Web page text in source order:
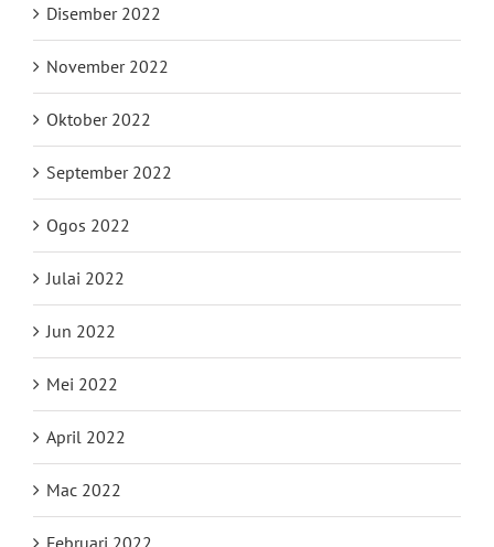
Disember 2022
November 2022
Oktober 2022
September 2022
Ogos 2022
Julai 2022
Jun 2022
Mei 2022
April 2022
Mac 2022
Februari 2022